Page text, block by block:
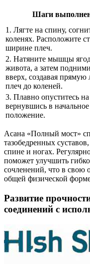
Шаги
1. Лягте на спину,
коленях. Расположите
ширине плеч.
2. Натяните мышцы
живота, а затем
вверх, создавая
плеч до коленей.
3. Плавно опуститесь
вернувшись в начальное
положение.
Асана «Полный мост»
тазобедренных
спине и ногах.
поможет улучшить
сочленений, что в свою
общей физической
Развитие
соединений с